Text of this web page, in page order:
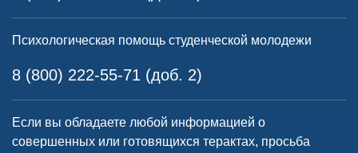
Психологическая помощь студенческой молодежи
8 (800) 222-55-71 (доб. 2)
Если вы обладаете любой информацией о
совершенных или готовящихся терактах, просьба